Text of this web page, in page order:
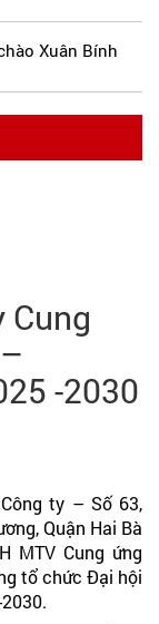
Xuân Bính
Cung
-2030
ty – Số 63,
Quận Hai Bà
MTV Cung ứng
tổ chức Đại hội